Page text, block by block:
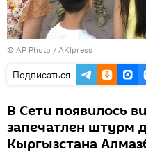
© AP Photo / AKIpress
Подписаться
В Сети появилось
запечатлен штурм
Кыргызстана